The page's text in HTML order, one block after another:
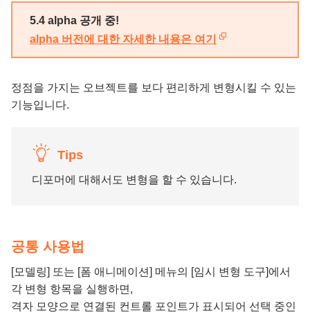
5.4 alpha 공개 중!
alpha 버전에 대한 자세한 내용은 여기
정점을 가지는 오브젝트를 보다 편리하게 변형시킬 수 있는
기능입니다.
Tips
디포머에 대해서도 변형을 할 수 있습니다.
공통 사용법
[모델링] 또는 [폼 애니메이션] 메뉴의 [임시 변형 도구]에서
각 변형 항목을 실행하면,
격자 모양으로 연결된 컨트롤 포인트가 표시되어 선택 중인